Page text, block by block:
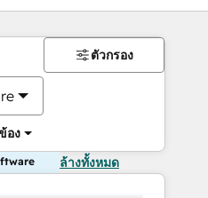
อง
ตัวกรอง
ล้างทั้งหมด